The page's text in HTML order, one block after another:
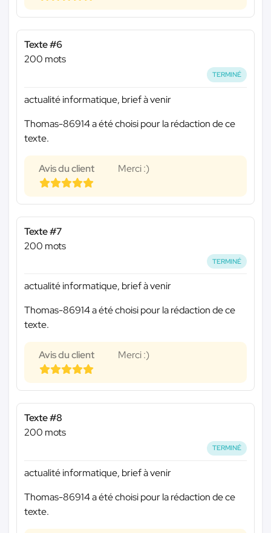
Texte #6
200 mots
TERMINÉ
actualité informatique, brief à venir
Thomas-86914 a été choisi pour la rédaction de ce
texte.
Avis du client Merci :)
Texte #7
200 mots
TERMINÉ
actualité informatique, brief à venir
Thomas-86914 a été choisi pour la rédaction de ce
texte.
Avis du client Merci :)
Texte #8
200 mots
TERMINÉ
actualité informatique, brief à venir
Thomas-86914 a été choisi pour la rédaction de ce
texte.